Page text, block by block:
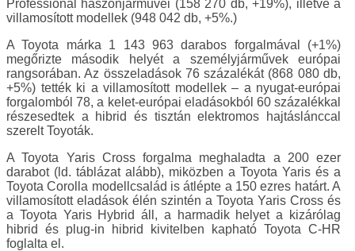
Professional haszonjárművei (158 270 db, +19%), illetve a
villamosított modellek (948 042 db, +5%.)
A Toyota márka 1 143 963 darabos forgalmával (+1%)
megőrizte második helyét a személyjárművek európai
rangsorában. Az összeladások 76 százalékát (868 080 db,
+5%) tették ki a villamosított modellek – a nyugat-európai
forgalomból 78, a kelet-európai eladásokból 60 százalékkal
részesedtek a hibrid és tisztán elektromos hajtáslánccal
szerelt Toyoták.
A Toyota Yaris Cross forgalma meghaladta a 200 ezer
darabot (ld. táblázat alább), miközben a Toyota Yaris és a
Toyota Corolla modellcsalád is átlépte a 150 ezres határt. A
villamosított eladások élén szintén a Toyota Yaris Cross és
a Toyota Yaris Hybrid áll, a harmadik helyet a kizárólag
hibrid és plug-in hibrid kivitelben kapható Toyota C-HR
foglalta el.